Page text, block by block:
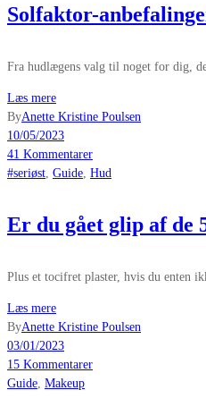
Solfaktor-
Fra hudlægens valg til noget for dig,
Læs mere
ByAnette Kristine Poulsen
10/05/2023
41 Kommentarer
#seriøst Guide Hud
Er du gået glip af de
Plus et tocifret plaster, hvis du enten
Læs mere
ByAnette Kristine Poulsen
03/01/2023
15 Kommentarer
Guide Makeup